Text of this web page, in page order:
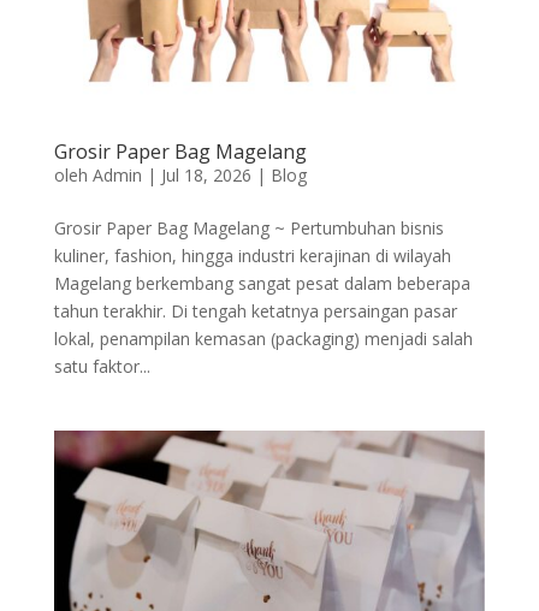
Grosir Paper Bag Magelang
oleh Admin | Jul 18, 2026 | Blog
Grosir Paper Bag Magelang ~ Pertumbuhan bisnis
kuliner, fashion, hingga industri kerajinan di wilayah
Magelang berkembang sangat pesat dalam beberapa
tahun terakhir. Di tengah ketatnya persaingan pasar
lokal, penampilan kemasan (packaging) menjadi salah
satu faktor...